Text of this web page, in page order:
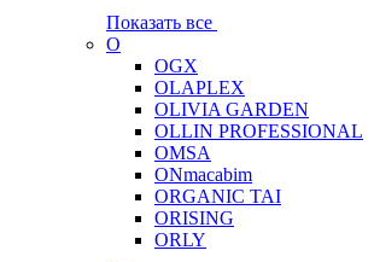
Показать все
O
OGX
OLAPLEX
OLIVIA GARDEN
OLLIN PROFESSIONAL
OMSA
ONmacabim
ORGANIC TAI
ORISING
ORLY